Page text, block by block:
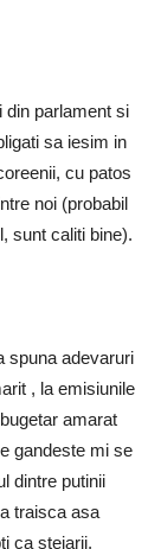
din parlament si
sa iesim in
cu patos
noi (probabil
sunt caliti bine).
spuna adevaruri
, la emisiunile
amarat
gandeste mi se
dintre putinii
traisca asa
ca stejarii,